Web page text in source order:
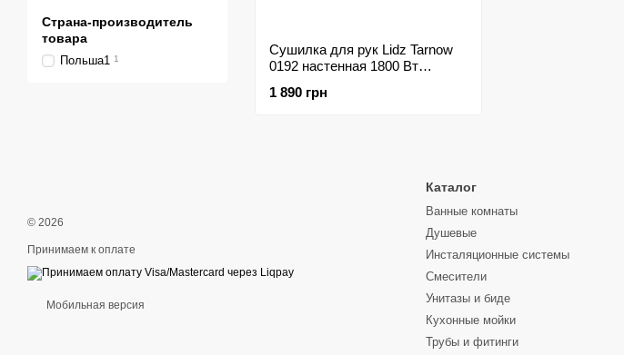
Сушилка для рук Lidz Tarnow
0192 настенная 1800 Вт
1 890 грн
Страна-производитель
товара
Польша1 1
© 2026
Принимаем к оплате
Мобильная версия
Каталог
Ванные комнаты
Душевые
Инсталяционные системы
Смесители
Унитазы и биде
Кухонные мойки
Трубы и фитинги